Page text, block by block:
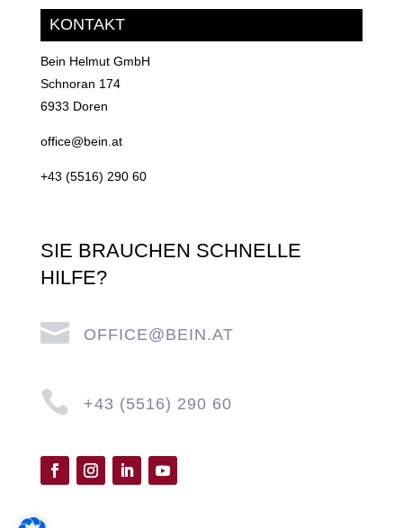
KONTAKT
Bein Helmut GmbH
Schnoran 174
6933 Doren
office@bein.at
+43 (5516) 290 60
SIE BRAUCHEN SCHNELLE
HILFE?
 OFFICE@BEIN.AT
 +43 (5516) 290 60